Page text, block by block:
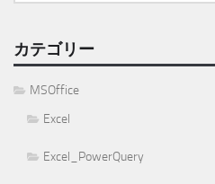
カテゴリー
MSOffice
Excel
Excel_PowerQuery